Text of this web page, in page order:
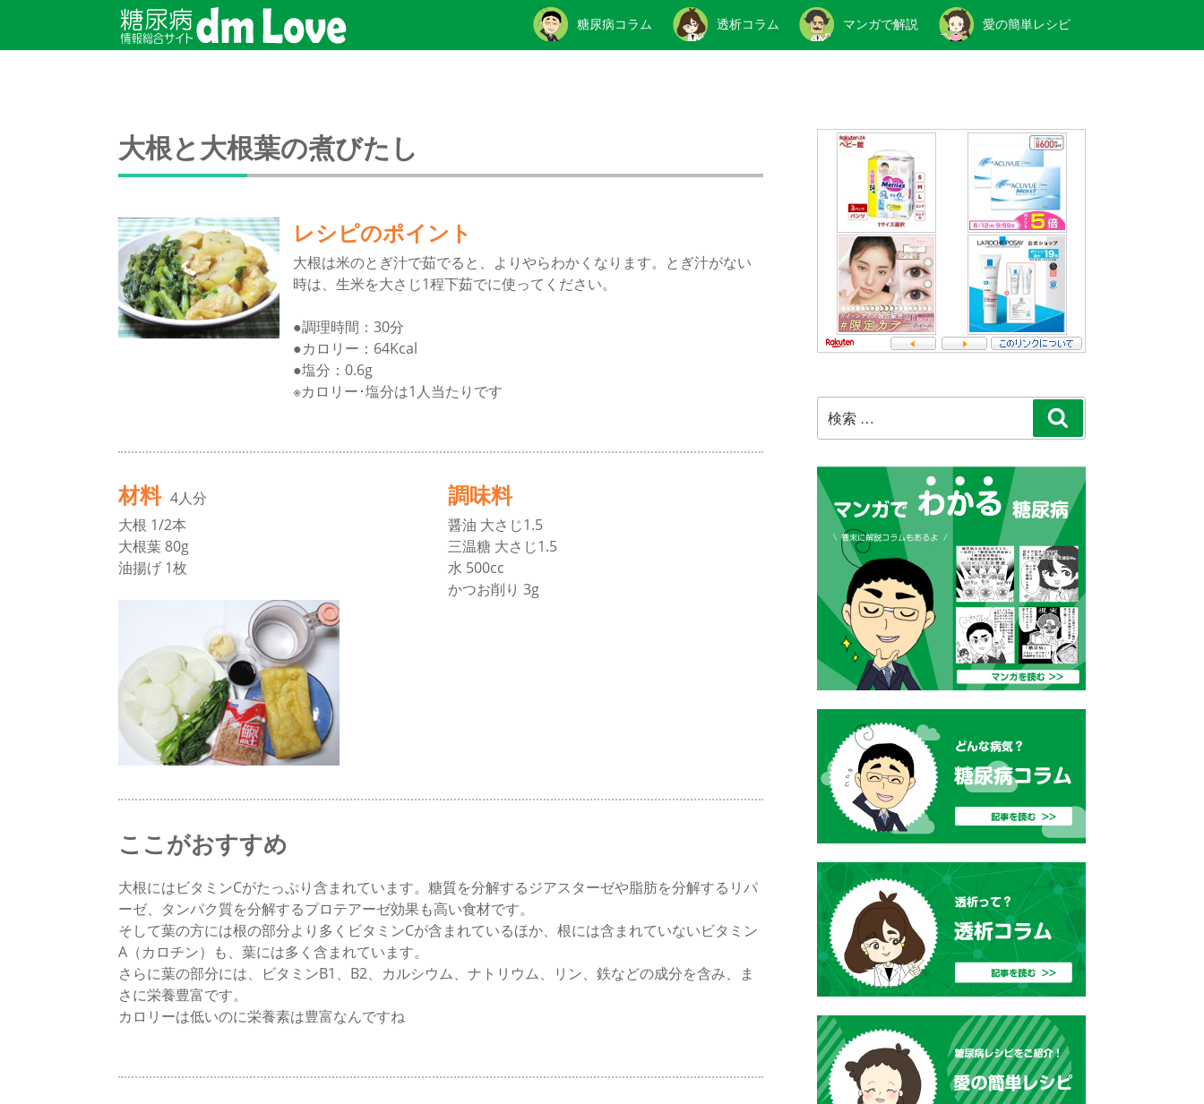
糖尿病コラム 透析コラム マンガで解説 愛の簡単レシピ
大根と大根葉の煮びたし
レシピのポイント
大根は米のとぎ汁で茹でると、よりやらわかくなります。とぎ汁がない
時は、生米を大さじ1程下茹でに使ってください。
●調理時間：30分
●カロリー：64Kcal
●塩分：0.6g
※カロリー･塩分は1人当たりです
材料 4人分
大根 1/2本
大根葉 80g
油揚げ 1枚
調味料
醤油 大さじ1.5
三温糖 大さじ1.5
水 500cc
かつお削り 3g
ここがおすすめ
大根にはビタミンCがたっぷり含まれています。糖質を分解するジアスターゼや脂肪を分解するリパ
ーゼ、タンパク質を分解するプロテアーゼ効果も高い食材です。
そして葉の方には根の部分より多くビタミンCが含まれているほか、根には含まれていないビタミン
A（カロチン）も、葉には多く含まれています。
さらに葉の部分には、ビタミンB1、B2、カルシウム、ナトリウム、リン、鉄などの成分を含み、ま
さに栄養豊富です。
カロリーは低いのに栄養素は豊富なんですね
索:
索